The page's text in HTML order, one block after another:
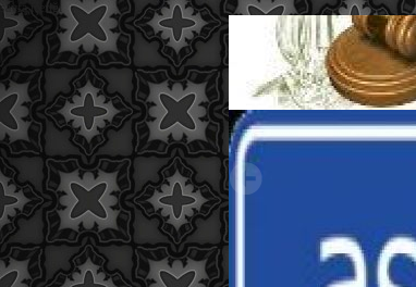
sayfa içeriği